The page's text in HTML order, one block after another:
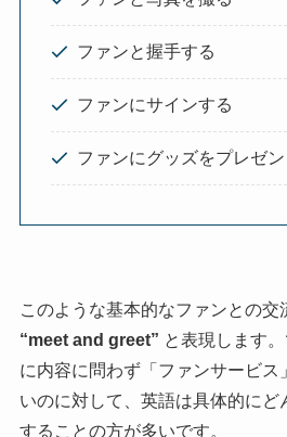
ファンと握手する
ファンにサインする
ファンにグッズをプレゼ
このような基本的なファンとの交
“meet and greet” と表現します
に内容に問わず「ファンサービス
いのに対して、英語は具体的にど
することの方が多いです。